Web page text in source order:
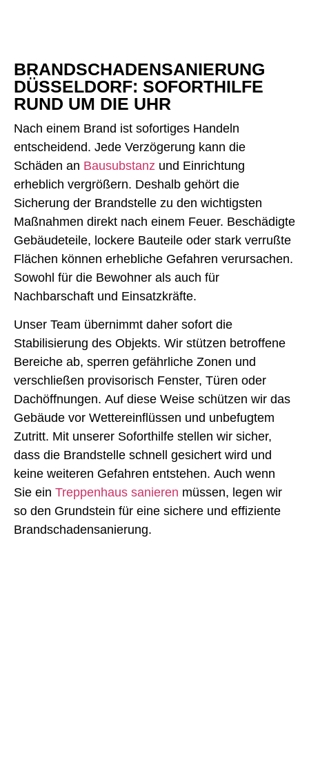
BRANDSCHADENSANIERUNG
DÜSSELDORF: SOFORTHILFE
RUND UM DIE UHR
Nach einem Brand ist sofortiges Handeln
entscheidend. Jede Verzögerung kann die
Schäden an Bausubstanz und Einrichtung
erheblich vergrößern. Deshalb gehört die
Sicherung der Brandstelle zu den wichtigsten
Maßnahmen direkt nach einem Feuer. Beschädigte
Gebäudeteile, lockere Bauteile oder stark verrußte
Flächen können erhebliche Gefahren verursachen.
Sowohl für die Bewohner als auch für
Nachbarschaft und Einsatzkräfte.
Unser Team übernimmt daher sofort die
Stabilisierung des Objekts. Wir stützen betroffene
Bereiche ab, sperren gefährliche Zonen und
verschließen provisorisch Fenster, Türen oder
Dachöffnungen. Auf diese Weise schützen wir das
Gebäude vor Wettereinflüssen und unbefugtem
Zutritt. Mit unserer Soforthilfe stellen wir sicher,
dass die Brandstelle schnell gesichert wird und
keine weiteren Gefahren entstehen. Auch wenn
Sie ein Treppenhaus sanieren müssen, legen wir
so den Grundstein für eine sichere und effiziente
Brandschadensanierung.